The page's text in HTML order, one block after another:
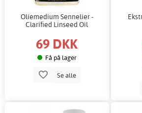
Oliemedium Sennelier -
Clarified Linseed Oil
69 DKK
Få på lager
Se alle